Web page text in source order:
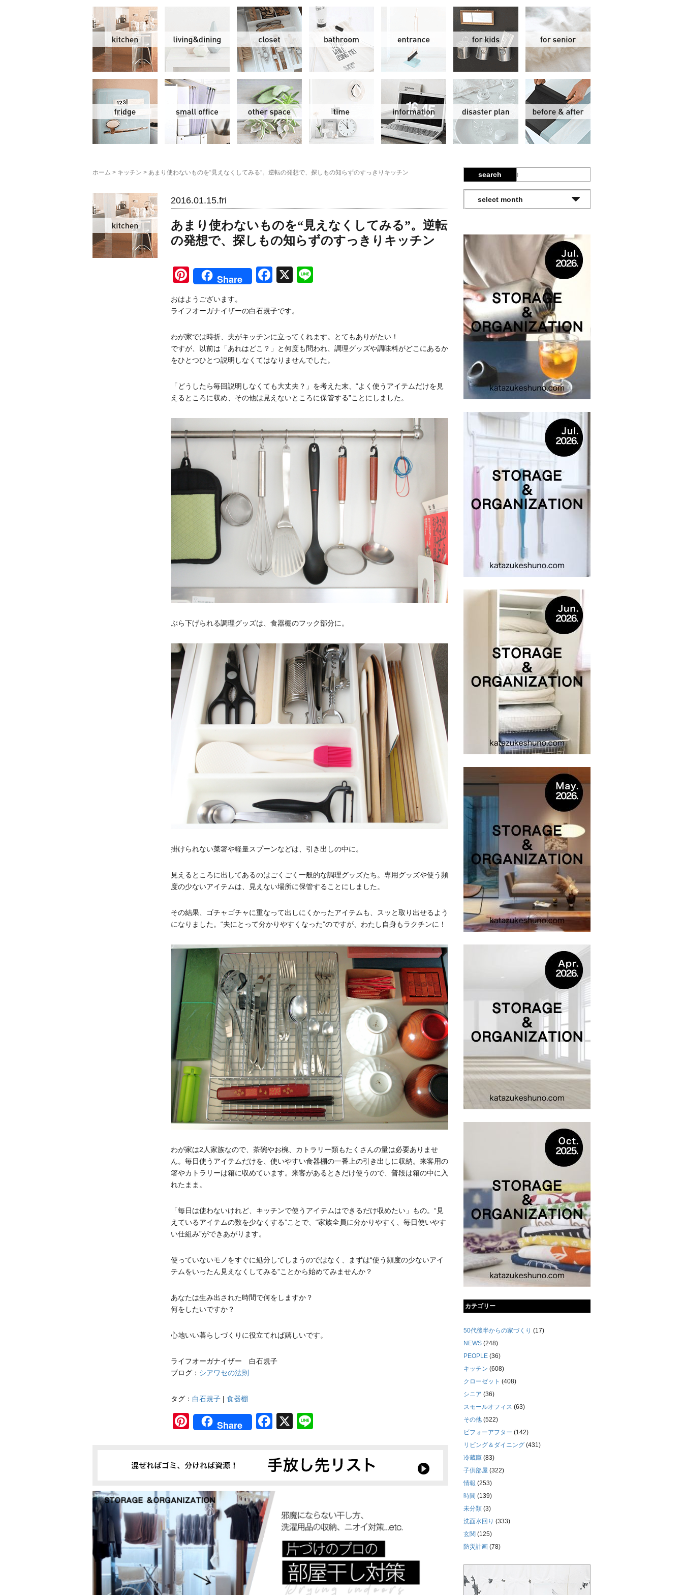
リビング＆ダイニング クローゼット 玄関 子供部屋
冷蔵庫 スモールオフィス 防災計画
ホーム > キッチン > あまり使わないものを“見えなくしてみる”。逆転の発想で、探しもの知らずのすっきりキッチン
キッチン
2016.01.15.fri
あまり使わないものを“見えなくしてみる”。逆転
の発想で、探しもの知らずのすっきりキッチン
Pinterest
Share Facebook
X
おはようございます。
ライフオーガナイザーの白石規子です。
わが家では時折、夫がキッチンに立ってくれます。とてもありがたい！
ですが、以前は「あれはどこ？」と何度も問われ、調理グッズや調味料がどこにあるか
をひとつひとつ説明しなくてはなりませんでした。
「どうしたら毎回説明しなくても大丈夫？」を考えた末、“よく使うアイテムだけを見
えるところに収め、その他は見えないところに保管する”ことにしました。
ぶら下げられる調理グッズは、食器棚のフック部分に。
掛けられない菜箸や軽量スプーンなどは、引き出しの中に。
見えるところに出してあるのはごくごく一般的な調理グッズたち。専用グッズや使う頻
度の少ないアイテムは、見えない場所に保管することにしました。
その結果、ゴチャゴチャに重なって出しにくかったアイテムも、スッと取り出せるよう
になりました。“夫にとって分かりやすくなった”のですが、わたし自身もラクチンに！
わが家は2人家族なので、茶碗やお椀、カトラリー類もたくさんの量は必要ありませ
ん。毎日使うアイテムだけを、使いやすい食器棚の一番上の引き出しに収納。来客用の
箸やカトラリーは箱に収めています。来客があるときだけ使うので、普段は箱の中に入
れたまま。
「毎日は使わないけれど、キッチンで使うアイテムはできるだけ収めたい」もの。“見
えているアイテムの数を少なくする”ことで、“家族全員に分かりやすく、毎日使いやす
い仕組み”ができあがります。
使っていないモノをすぐに処分してしまうのではなく、まずは“使う頻度の少ないアイ
テムをいったん見えなくしてみる”ことから始めてみませんか？
あなたは生み出された時間で何をしますか？
何をしたいですか？
心地いい暮らしづくりに役立てれば嬉しいです。
ライフオーガナイザー 白石規子
ブログ： シアワセの法則
タグ： 白石規子 | 食器棚
Pinterest
Share Facebook
X
search
カテゴリー
50代後半からの家づくり (17)
NEWS (248)
PEOPLE (36)
キッチン (608)
クローゼット (408)
シニア (36)
スモールオフィス (63)
その他 (522)
ビフォーアフター (142)
リビング＆ダイニング (431)
冷蔵庫 (83)
子供部屋 (322)
情報 (253)
時間 (139)
未分類 (3)
洗面水回り (333)
玄関 (125)
防災計画 (78)